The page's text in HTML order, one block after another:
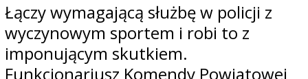
Łączy wymagającą służbę w policji z
wyczynowym sportem i robi to z
imponującym skutkiem.
Funkcjonariusz Komendy Powiatowej